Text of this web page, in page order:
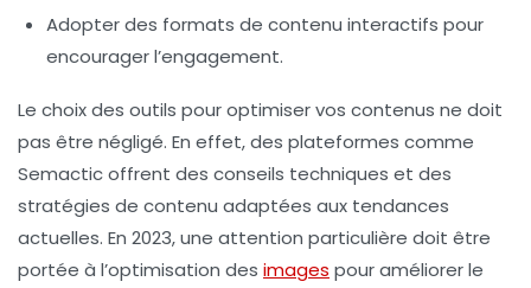
Adopter des formats de contenu interactifs pour
encourager l’engagement.
Le choix des outils pouroptimiser vos contenus ne doit
pas être négligé. En effet, des plateformes comme
Semactic offrent des conseils techniques et des
stratégies de contenu adaptées aux tendances
actuelles. En 2023, une attention particulière doit être
portée à l’optimisation des images pour améliorer le